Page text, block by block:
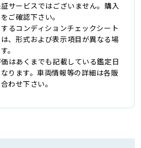
サービスではございません。購入
ご確認下さい。
るコンディションチェックシート
、形式および表示項目が異なる場
。
はあくまでも記載している鑑定日
ります。車両情報等の詳細は各販
わせ下さい。